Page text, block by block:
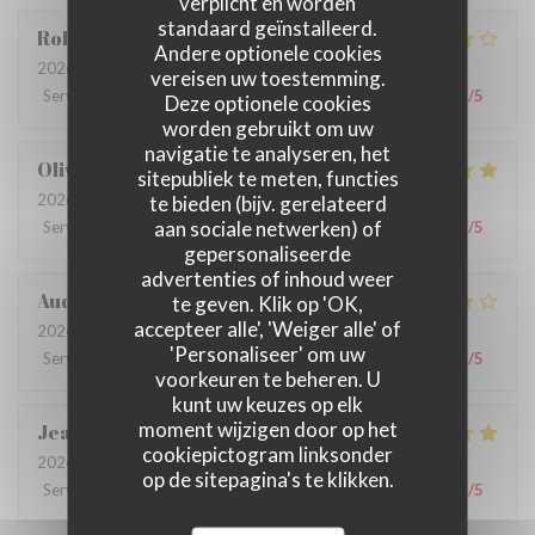
standaard geïnstalleerd.
Andere optionele cookies
vereisen uw toestemming.
Deze optionele cookies
worden gebruikt om uw
navigatie te analyseren, het
sitepubliek te meten, functies
te bieden (bijv. gerelateerd
aan sociale netwerken) of
gepersonaliseerde
advertenties of inhoud weer
te geven. Klik op 'OK,
accepteer alle', 'Weiger alle' of
'Personaliseer' om uw
voorkeuren te beheren. U
kunt uw keuzes op elk
moment wijzigen door op het
cookiepictogram linksonder
op de sitepagina's te klikken.
Robin
2026-07-09
- 12:30 - Gasten 3
Service
Atmosfeer /5 Keuken /5 Kwaliteit / Prijs /5
Olivia
2026-06-26
- 12:30 - Gasten 9
Service
Atmosfeer:5/5 Keuken:5/5 Kwaliteit / Prijs /5
Audrey
2026-06-22
- 19:30 - Gasten 6
Service
Atmosfeer: 5/5 Keuken :4/5 Kwaliteit / Prijs /5
Jean-ClaudeM
2026-06-25
- 12:30 - Gasten 2
Service
Atmosfeer:4/5 Keuken : 4/5 Kwaliteit / Prijs /5